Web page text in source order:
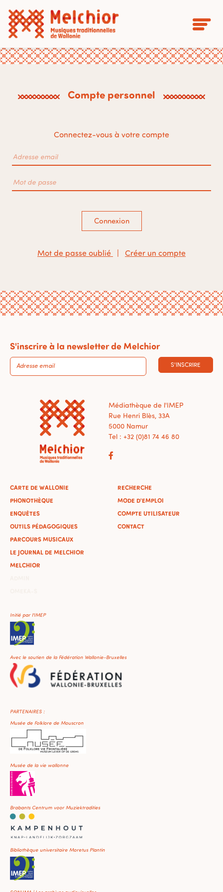
Compte personnel
Connectez-vous à votre compte
Connexion
Mot de passe oublié Créer un compte
S'inscrire à la newsletter de Melchior
S'INSCRIRE
Médiathèque de l'IMEP
Rue Henri Blès, 33A
5000 Namur
Tel : +32 (0)81 74 46 80
CARTE DE WALLONIE
PHONOTHÈQUE
ENQUÊTES
OUTILS PÉDAGOGIQUES
PARCOURS MUSICAUX
LE JOURNAL DE MELCHIOR
MELCHIOR
RECHERCHE
MODE D'EMPLOI
COMPTE UTILISATEUR
CONTACT
Initié par l'IMEP
Avec le soutien de la Fédération Wallonie-Bruxelles
PARTENAIRES :
Musée de Folklore de Mouscron
Musée de la vie wallonne
Brabants Centrum voor Muziektradities
Bibliothèque universitaire Moretus Plantin